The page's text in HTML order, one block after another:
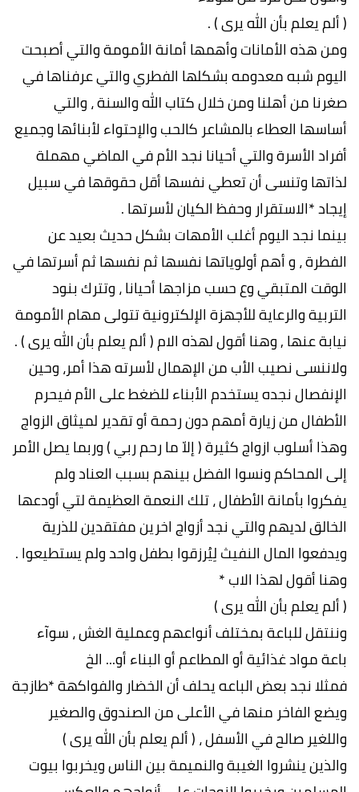
( ألم يعلم بأن الله يرى ) .
ومن هذه الأمانات وأهمها أمانة الأمومة والتي أصبحت
اليوم شبه معدومه بشكلها الفطري والتي عرفناها في
صغرنا من أهلنا ومن خلال كتاب الله والسنة ، والتي
أساسها العطاء بالمشاعر كالحب والإحتواء لأبنائها وجميع
أفراد الأسرة والتي أحيانا نجد الأم في الماضي مهملة
لذاتها وتنسى أن تعطي نفسها أقل حقوقها في سبيل
إيجاد *الاستقرار وحفظ الكيان لأسرتها .
بينما نجد اليوم أغلب الأمهات بشكل حديث بعيد عن
الفطرة ، و أهم أولوياتها نفسها ثم نفسها ثم أسرتها في
الوقت المتبقي وع حسب مزاجها أحيانا ، وتترك بنود
التربية والرعاية للأجهزة الإلكترونية تتولى مهام الأمومة
نيابة عنها , وهنا أقول لهذه الام ( ألم يعلم بأن الله يرى ) .
ولاننسى نصيب الأب من الإهمال لأسرته هذا أمر، وحين
الإنفصال نجده يستخدم الأبناء للضغط على الأم فيحرم
الأطفال من زيارة أمهم دون رحمة أو تقدير لميثاق الزواج
وهذا أسلوب ازواج كثيرة ( إلاّ ما رحم ربي ) وربما يصل الأمر
إلى المحاكم ونسوا الفضل بينهم بسبب العناد ولم
يفكروا بأمانة الأطفال ، تلك النعمة العظيمة لتي أودعها
الخالق لديهم والتي نجد أزواج اخرين مفتقدين للذرية
ويدفعوا المال النفيث لِيُرزقوا بطفل واحد ولم يستطيعوا .
وهنا أقول لهذا الاب *
( ألم يعلم بأن الله يرى )
وننتقل للباعة بمختلف أنواعهم وعملية الغش ، سوآء
باعة مواد غذائية أو المطاعم أو البناء أو... الخ
فمثلا نجد بعض الباعه يحلف أن الخضار والفواكهة *طازجة
ويضع الفاخر منها في الأعلى من الصندوق والصغير
واللغير صالح في الأسفل ، ( ألم يعلم بأن الله يرى )
والذين ينشروا الغيبة والنميمة بين الناس ويخربوا بيوت